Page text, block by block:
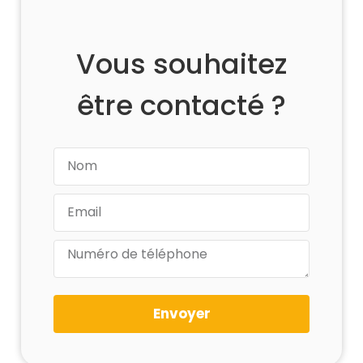
Vous souhaitez
être contacté ?
Envoyer